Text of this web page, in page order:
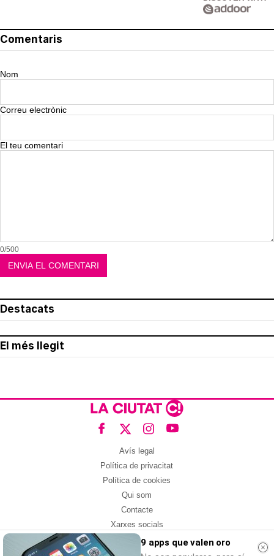
Comentaris
Nom
Correu electrònic
El teu comentari
0/500
Destacats
El més llegit
Avís legal
Política de privacitat
Política de cookies
Qui som
Contacte
Xarxes socials
Amb col·laboració de:9 apps que valen oro